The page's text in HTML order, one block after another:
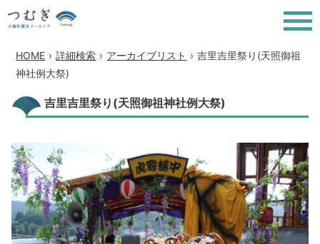
HOME › 詳細検索 › アーカイブリスト › 吉里吉里祭り(天照御祖
神社例大祭)
吉里吉里祭り(天照御祖神社例大祭)